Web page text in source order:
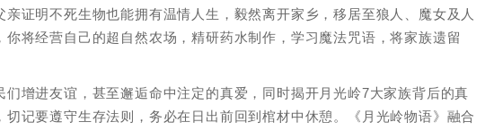
证明不死生物也能拥有温情人生，毅然离开家乡，移居至狼人、魔女及人
将经营自己的超自然农场，精研药水制作，学习魔法咒语，将家族遗留
增进友谊，甚至邂逅命中注定的真爱，同时揭开月光岭7大家族背后的真
记要遵守生存法则，务必在日出前回到棺材中休憩。《月光岭物语》融合